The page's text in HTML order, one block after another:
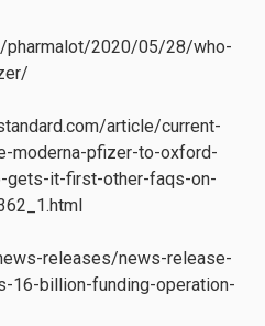
pharmalot/2020/05/28/who-
article/current-
moderna-pfizer-to-oxford-
gets-it-first-other-faqs-on-
releases/news-release-
16-billion-funding-operation-